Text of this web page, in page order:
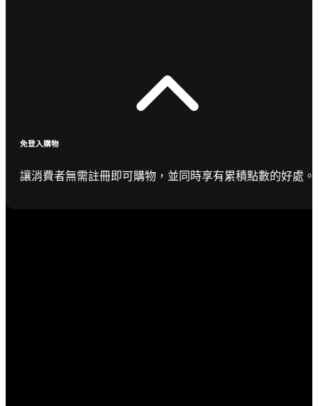
免登入購物
讓消費者無需註冊即可購物，並同時享有累積點數的好處。